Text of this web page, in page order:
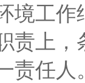
工作
上，
责任